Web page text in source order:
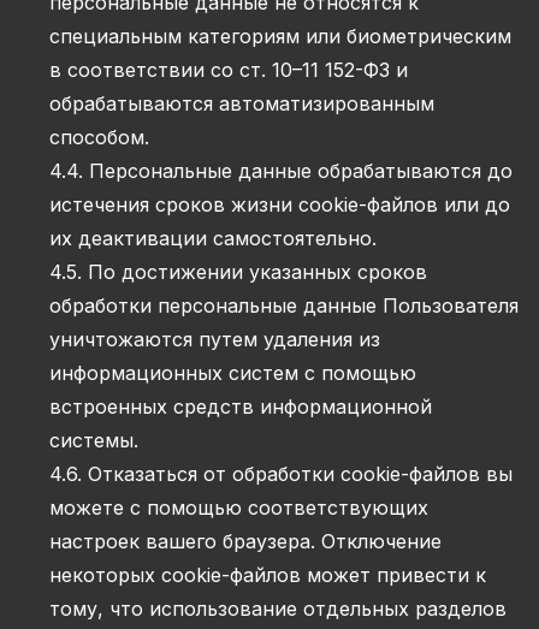
специальным категориям или биометрическим
в соответствии со ст. 10–11 152-ФЗ и
обрабатываются автоматизированным
способом.
4.4. Персональные данные обрабатываются до
истечения сроков жизни cookie-файлов или до
их деактивации самостоятельно.
4.5. По достижении указанных сроков
обработки персональные данные Пользователя
уничтожаются путем удаления из
информационных систем с помощью
встроенных средств информационной
системы.
4.6. Отказаться от обработки cookie-файлов вы
можете с помощью соответствующих
настроек вашего браузера. Отключение
некоторых cookie-файлов может привести к
тому, что использование отдельных разделов